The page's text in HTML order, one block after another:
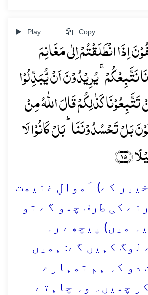
Play Copy
اِذَا انۡطَلَقۡتُمۡ اِلٰی مَغَانِمَ
نَتَّبِعۡکُمۡ ۚ یُرِیۡدُوۡنَ اَنۡ یُّبَدِّلُوۡا
تَتَّبِعُوۡنَا کَذٰلِکُمۡ قَالَ اللّٰہُ مِنۡ
بَلۡ تَحۡسُدُوۡنَنَا ؕ بَلۡ کَانُوۡا لَا
(خیبر کے) اَموالِ غنیمت
کی طرف چلو گے تو
میں) پیچھے رہ
لوگ کہیں گے: ہمیں
دو کہ ہم تمہارے
چلیں۔ وہ چاہتے